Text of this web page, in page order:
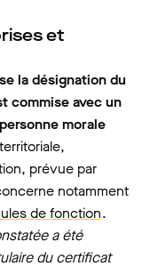
et
la désignation du
commise avec un
morale
prévue par
notamment
de fonction.
a été
du certificat